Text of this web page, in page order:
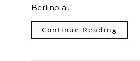
Berlino ai…
Continue Reading